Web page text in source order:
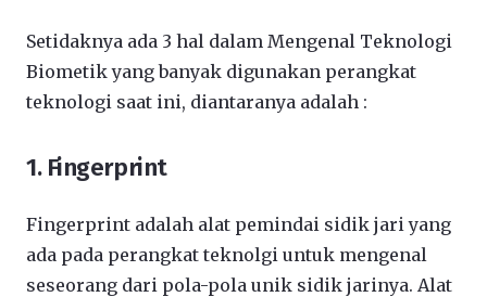
Setidaknya ada 3 hal dalam Mengenal Teknologi
Biometik yang banyak digunakan perangkat
teknologi saat ini, diantaranya adalah :
1. Fingerprint
Fingerprint adalah alat pemindai sidik jari yang
ada pada perangkat teknolgi untuk mengenal
seseorang dari pola-pola unik sidik jarinya. Alat